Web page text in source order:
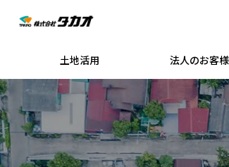
土地活用 法人のお客様